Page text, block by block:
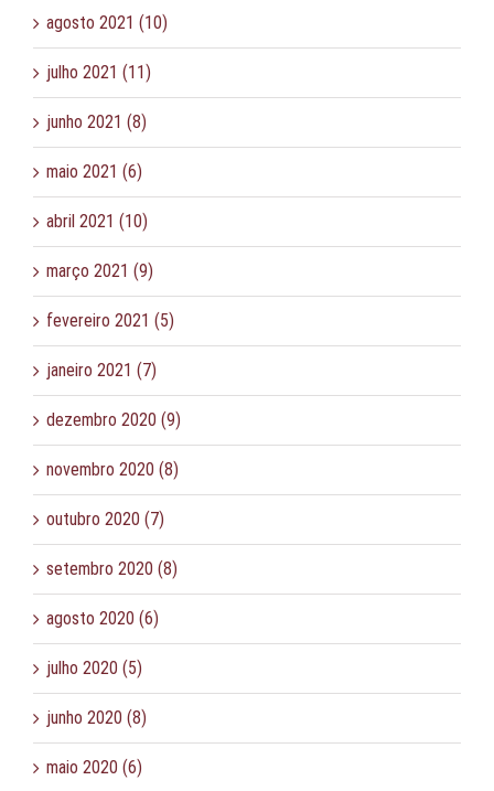
agosto 2021 (10)
julho 2021 (11)
junho 2021 (8)
maio 2021 (6)
abril 2021 (10)
março 2021 (9)
fevereiro 2021 (5)
janeiro 2021 (7)
dezembro 2020 (9)
novembro 2020 (8)
outubro 2020 (7)
setembro 2020 (8)
agosto 2020 (6)
julho 2020 (5)
junho 2020 (8)
maio 2020 (6)